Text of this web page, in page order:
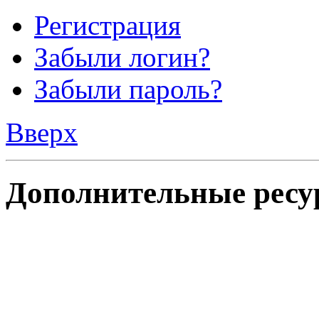
Регистрация
Забыли логин?
Забыли пароль?
Вверх
Дополнительные